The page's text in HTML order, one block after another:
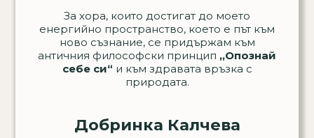
За хора, които достигат до моето
енергийно пространство, което е път към
ново съзнание, се придържам към
античния философски принцип ,,Опознай
себе си“ и към здравата връзка с
природата.
Добринка Калчева